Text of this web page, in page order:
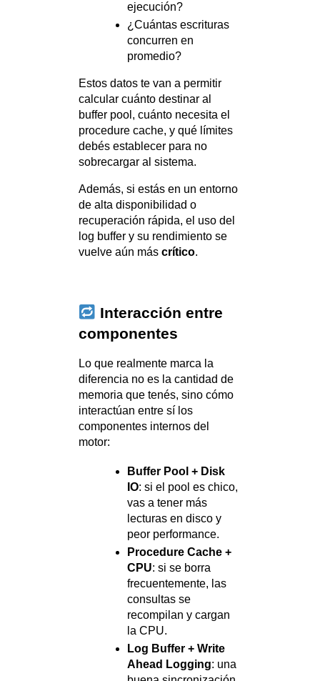
ejecución?
¿Cuántas escrituras
concurren en
promedio?
Estos datos te van a permitir
calcular cuánto destinar al
buffer pool, cuánto necesita el
procedure cache, y qué límites
debés establecer para no
sobrecargar al sistema.
Además, si estás en un entorno
de alta disponibilidad o
recuperación rápida, el uso del
log buffer y su rendimiento se
vuelve aún más crítico.
Interacción entre
componentes
Lo que realmente marca la
diferencia no es la cantidad de
memoria que tenés, sino cómo
interactúan entre sí los
componentes internos del
motor:
Buffer Pool + Disk
IO: si el pool es chico,
vas a tener más
lecturas en disco y
peor performance.
Procedure Cache +
CPU: si se borra
frecuentemente, las
consultas se
recompilan y cargan
la CPU.
Log Buffer + Write
Ahead Logging: una